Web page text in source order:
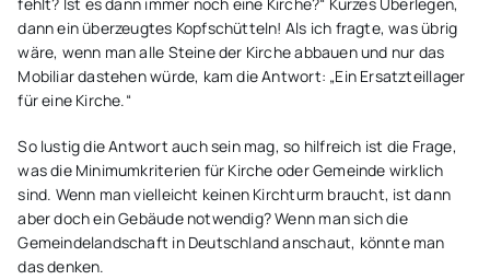
dann ein überzeugtes Kopfschütteln! Als ich fragte, was übrig
wäre, wenn man alle Steine der Kirche abbauen und nur das
Mobiliar dastehen würde, kam die Antwort: „Ein Ersatzteillager
für eine Kirche.“
So lustig die Antwort auch sein mag, so hilfreich ist die Frage,
was die Minimumkriterien für Kirche oder Gemeinde wirklich
sind. Wenn man vielleicht keinen Kirchturm braucht, ist dann
aber doch ein Gebäude notwendig? Wenn man sich die
Gemeindelandschaft in Deutschland anschaut, könnte man
das denken.